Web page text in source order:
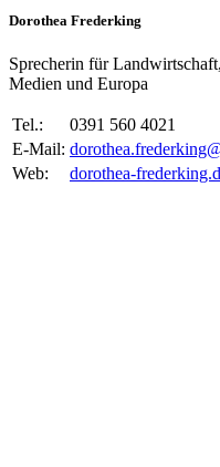
Dorothea Frederking
Sprecherin für
Medien und Europa
Tel.:
0391 560 4021
E-Mail:
Web:
dorothea-